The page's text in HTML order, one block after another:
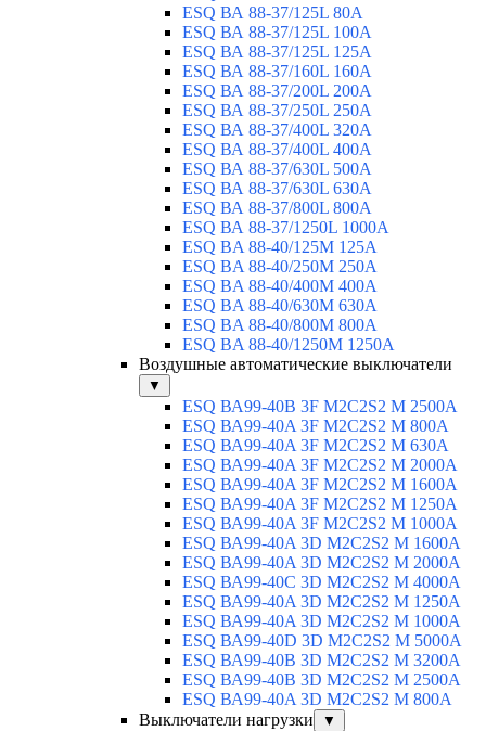
ESQ ВА 88-37/125L 80A
ESQ ВА 88-37/125L 100A
ESQ ВА 88-37/125L 125A
ESQ ВА 88-37/160L 160A
ESQ ВА 88-37/200L 200A
ESQ ВА 88-37/250L 250A
ESQ ВА 88-37/400L 320A
ESQ ВА 88-37/400L 400A
ESQ ВА 88-37/630L 500A
ESQ ВА 88-37/630L 630A
ESQ ВА 88-37/800L 800A
ESQ ВА 88-37/1250L 1000A
ESQ BA 88-40/125M 125A
ESQ BA 88-40/250M 250A
ESQ BA 88-40/400M 400A
ESQ BA 88-40/630М 630A
ESQ BA 88-40/800M 800A
ESQ BA 88-40/1250М 1250A
Воздушные автоматические выключатели
▼
ESQ ВА99-40B 3F M2C2S2 M 2500A
ESQ ВА99-40A 3F M2C2S2 М 800A
ESQ ВА99-40A 3F M2C2S2 М 630A
ESQ ВА99-40A 3F M2C2S2 М 2000A
ESQ ВА99-40A 3F M2C2S2 М 1600A
ESQ ВА99-40A 3F M2C2S2 М 1250A
ESQ ВА99-40A 3F M2C2S2 М 1000A
ESQ ВА99-40A 3D M2C2S2 M 1600A
ESQ ВА99-40A 3D M2C2S2 M 2000A
ESQ ВА99-40C 3D M2C2S2 M 4000A
ESQ ВА99-40A 3D M2C2S2 M 1250A
ESQ ВА99-40A 3D M2C2S2 M 1000A
ESQ ВА99-40D 3D M2C2S2 M 5000A
ESQ ВА99-40B 3D M2C2S2 M 3200A
ESQ ВА99-40B 3D M2C2S2 M 2500A
ESQ ВА99-40A 3D M2C2S2 M 800A
Выключатели нагрузки
▼